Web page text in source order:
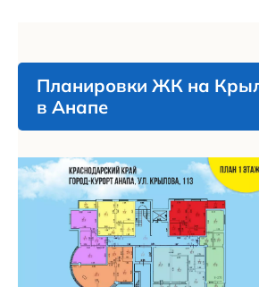
Планировки ЖК на
в Анапе